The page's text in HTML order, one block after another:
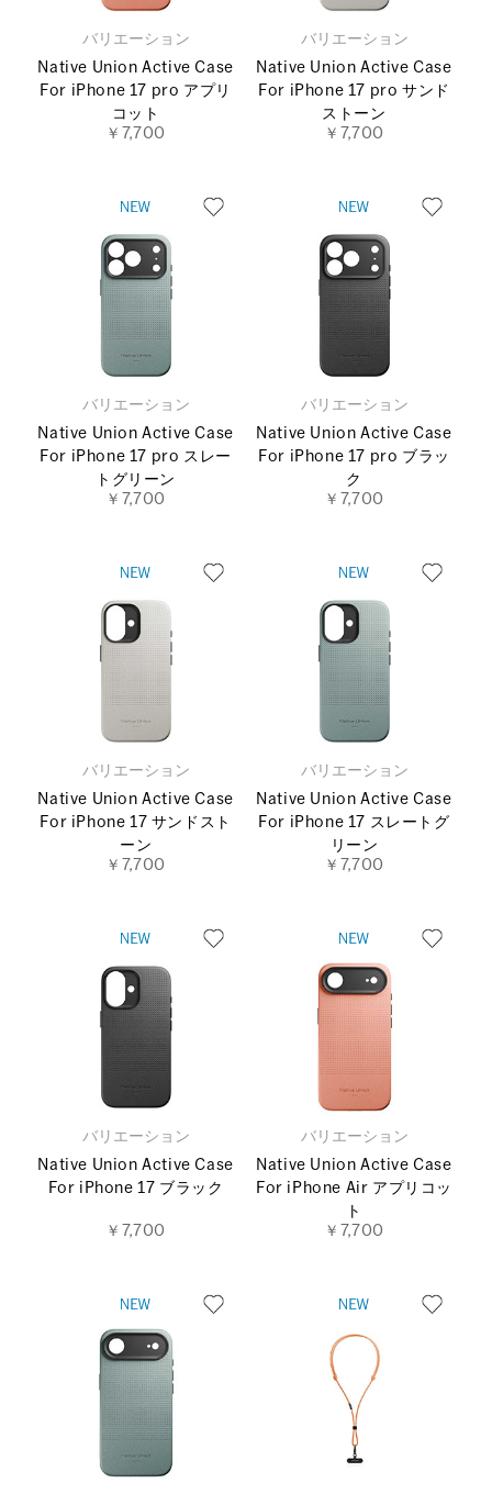
バリエーション
Native Union Active Case
For iPhone 17 pro アプリ
コット
￥7,700
バリエーション
Native Union Active Case
For iPhone 17 pro サンド
ストーン
￥7,700
バリエーション
Native Union Active Case
For iPhone 17 pro スレー
トグリーン
￥7,700
バリエーション
Native Union Active Case
For iPhone 17 pro ブラッ
ク
￥7,700
バリエーション
Native Union Active Case
For iPhone 17 サンドスト
ーン
￥7,700
バリエーション
Native Union Active Case
For iPhone 17 スレートグ
リーン
￥7,700
バリエーション
Native Union Active Case
For iPhone 17 ブラック
￥7,700
バリエーション
Native Union Active Case
For iPhone Air アプリコッ
ト
￥7,700